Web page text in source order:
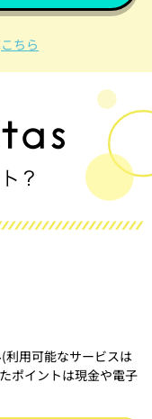
こちら
利用可能なサービスは
ポイントは現金や電子